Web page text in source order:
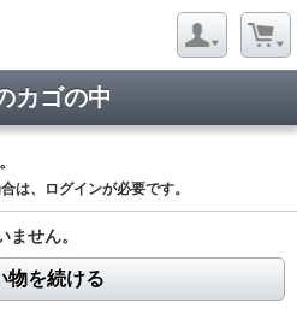
カゴの中
は、ログインが必要です。
せん。
物を続ける